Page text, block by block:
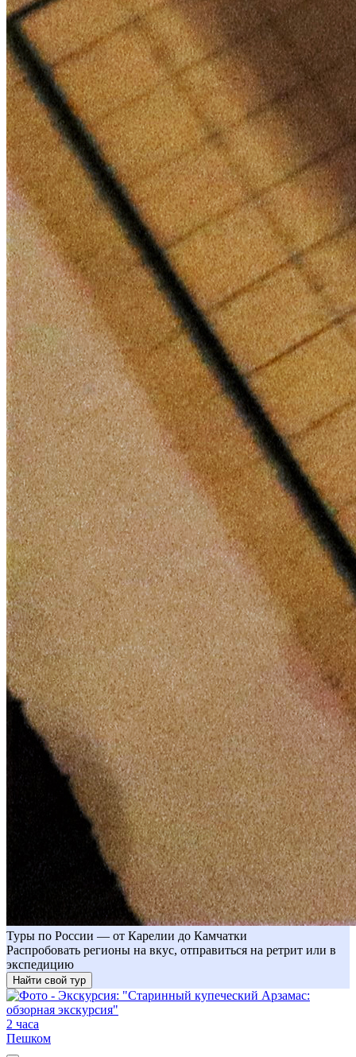
Туры по России — от Карелии до Камчатки
Распробовать регионы на вкус, отправиться на ретрит или в
экспедицию
Найти свой тур
2 часа
Пешком